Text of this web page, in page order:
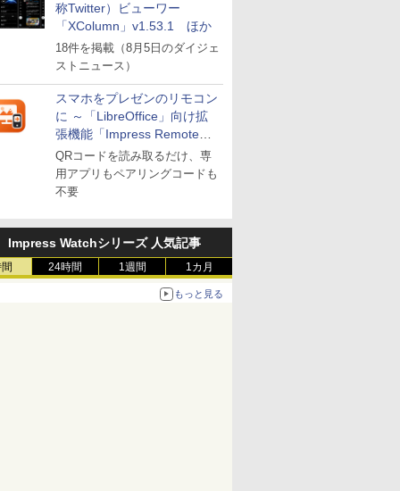
称Twitter）ビューワー
「XColumn」v1.53.1 ほか
18件を掲載（8月5日のダイジェ
ストニュース）
スマホをプレゼンのリモコン
に ～「LibreOffice」向け拡
張機能「Impress Remote」
が公開
QRコードを読み取るだけ、専
用アプリもペアリングコードも
不要
Impress Watchシリーズ 人気記事
24時間 1週間 1カ月
もっと見る